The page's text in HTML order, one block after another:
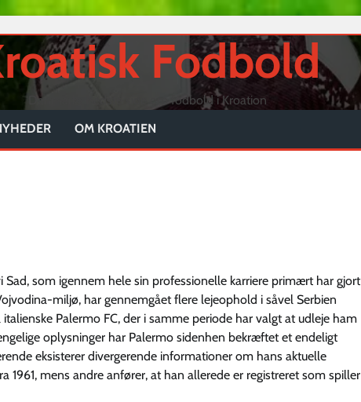
Fodbold
Danmarks bedste side om fodbold i Kroation
OM KROATIEN
som igennem hele sin professionelle karriere primært har gjort
miljø, har gennemgået flere lejeophold i såvel Serbien
Palermo FC, der i samme periode har valgt at udleje ham
oplysninger har Palermo sidenhen bekræftet et endeligt
eksisterer divergerende informationer om hans aktuelle
mens andre anfører, at han allerede er registreret som spiller